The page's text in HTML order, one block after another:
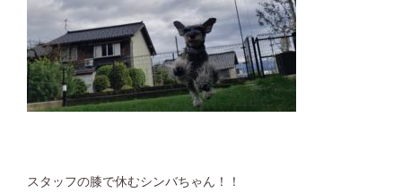
スタッフの膝で休むシンバちゃん！！